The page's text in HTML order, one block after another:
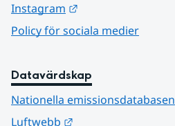
Instagram
Policy för sociala medier
Datavärdskap
Nationella emissionsdatabasen
Luftwebb